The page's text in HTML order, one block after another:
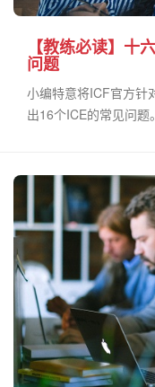
【教练必读】十
问题
小编特意将ICF官方针
出16个ICE的常见问题